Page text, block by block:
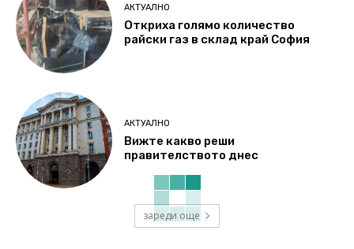
АКТУАЛНО
Откриха голямо количество
райски газ в склад край София
АКТУАЛНО
Вижте какво реши
правителството днес
зареди още